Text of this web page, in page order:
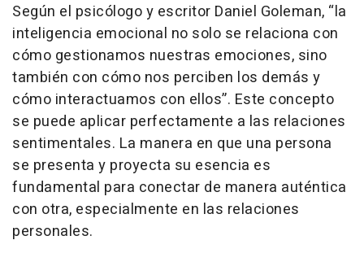
Según el psicólogo y escritor Daniel Goleman, “la
inteligencia emocional no solo se relaciona con
cómo gestionamos nuestras emociones, sino
también con cómo nos perciben los demás y
cómo interactuamos con ellos”. Este concepto
se puede aplicar perfectamente a las relaciones
sentimentales. La manera en que una persona
se presenta y proyecta su esencia es
fundamental para conectar de manera auténtica
con otra, especialmente en las relaciones
personales.